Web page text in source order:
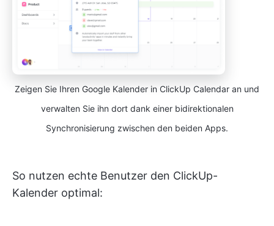
Zeigen Sie Ihren Google Kalender in ClickUp Calendar an und
verwalten Sie ihn dort dank einer bidirektionalen
Synchronisierung zwischen den beiden Apps.
So nutzen echte Benutzer den ClickUp-
Kalender optimal: